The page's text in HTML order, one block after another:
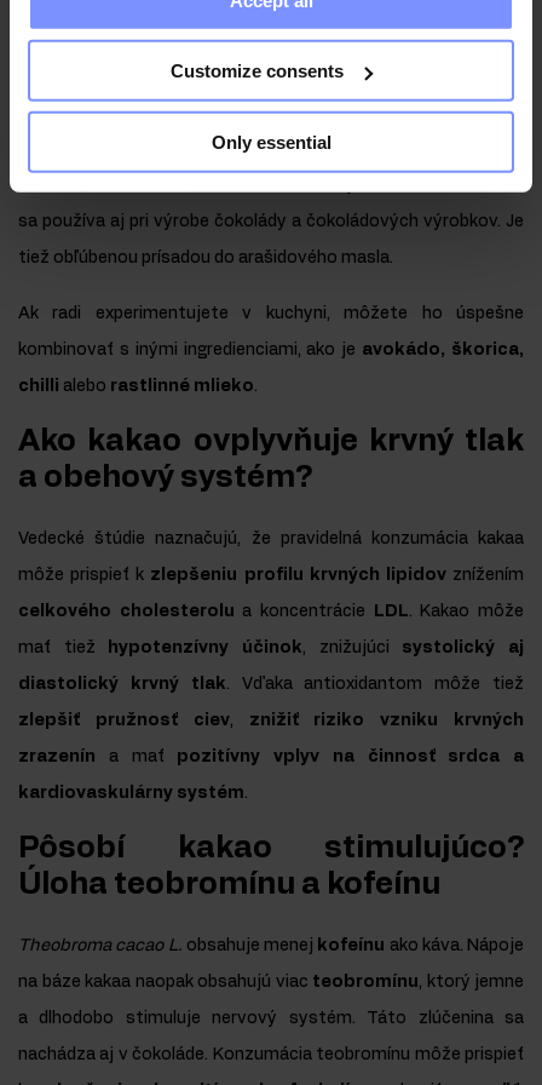
Customize consents
Only essential
zdravé dezerty
V kuchyni sa semenáTheobroma cacao L.
používajú na výrobu kakaových nápojov na báze vody alebo
mlieka. Hnedý prášok je tiež ideálny ako prísada do
sa používa aj pri výrobe čokolády a čokoládových výrobkov. Je
tiež obľúbenou prísadou do arašidového masla.
Ak radi experimentujete v kuchyni, môžete ho úspešne
kombinovať s inými ingredienciami, ako je avokádo, škorica,
chilli alebo rastlinné mlieko.
Ako kakao ovplyvňuje krvný tlak
a obehový systém?
Vedecké štúdie naznačujú, že pravidelná konzumácia kakaa
môže prispieť k zlepšeniu profilu krvných lipidovznížením
celkového cholesterolu a koncentrácie LDL. Kakao môže
mať tiež hypotenzívny účinok, znižujúci systolický aj
diastolický krvný tlak. Vďaka antioxidantom môže tiež
zlepšiť pružnosť ciev, znižiť riziko vzniku krvných
zrazenín a mať pozitívny vplyv na činnosť srdca a
kardiovaskulárny systém.
Pôsobí kakao stimulujúco?
Úloha teobromínu a kofeínu
Theobroma cacao L. obsahuje menej kofeínu ako káva. Nápoje
na báze kakaa naopak obsahujú viac teobromínu, ktorý jemne
a dlhodobo stimuluje nervový systém. Táto zlúčenina sa
nachádza aj v čokoláde. Konzumácia teobromínu môže prispieť